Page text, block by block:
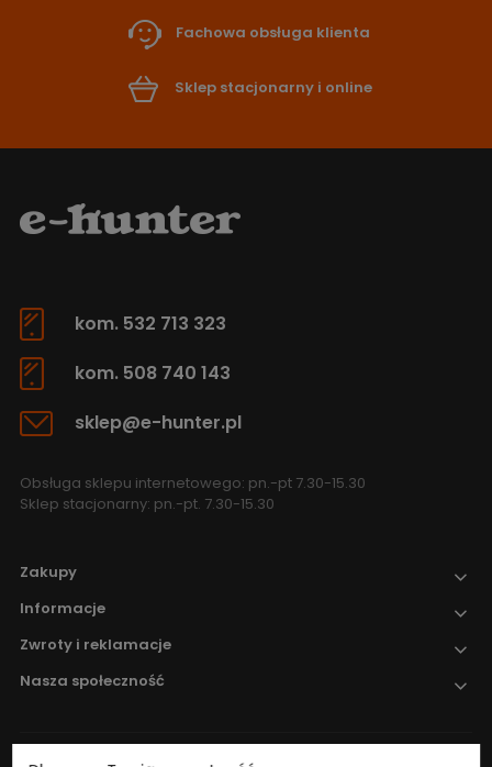
Fachowa obsługa klienta
Sklep stacjonarny i online
kom. 532 713 323
kom. 508 740 143
sklep@e-hunter.pl
Obsługa sklepu internetowego: pn.-pt 7.30-15.30
Sklep stacjonarny: pn.-pt. 7.30-15.30
Zakupy
Informacje
Zwroty i reklamacje
Nasza społeczność